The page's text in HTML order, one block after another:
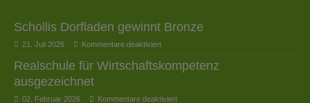
Schollis Dorfladen gewinnt Bronze
21. Juli 2026 Kommentare deaktiviert
Realschule für Wirtschaftskompetenz
ausgezeichnet
02. Februar 2026 Kommentare deaktiviert